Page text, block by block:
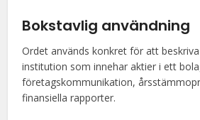
Bokstavlig användning
Ordet används konkret för att
institution som innehar aktier i ett
företagskommunikation,
finansiella rapporter.